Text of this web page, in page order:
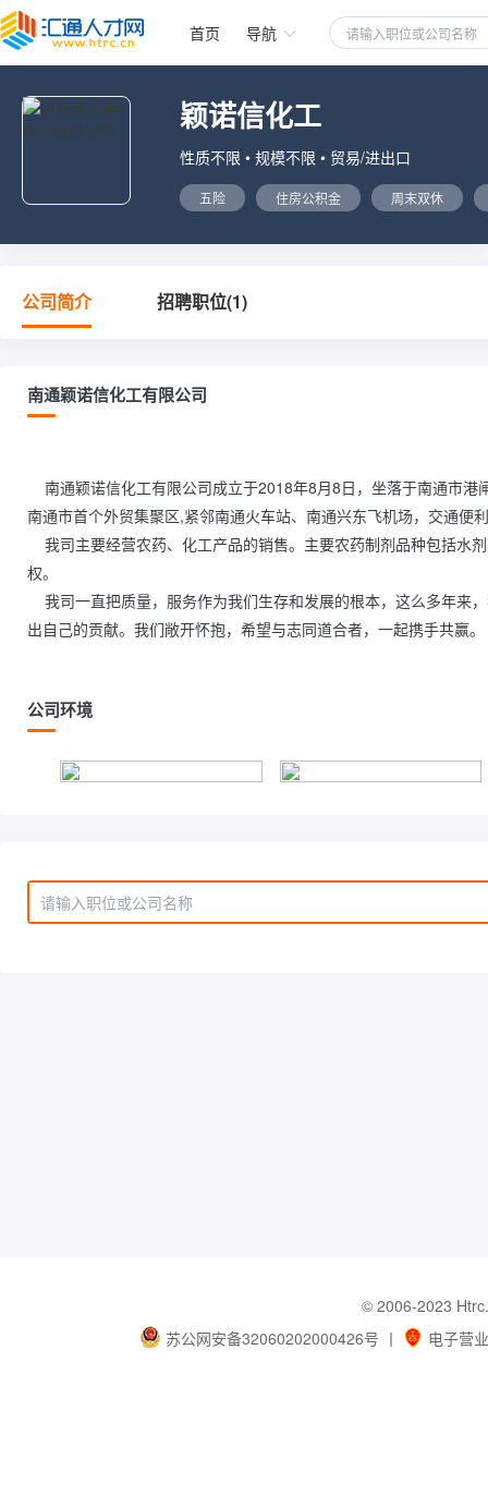
首页 导航
颖诺信化工
性质不限 • 规模不限 • 贸易/进出口
五险 住房公积金 周末双休
公司简介 招聘职位(1)
南通颖诺信化工有限公司
南通市首个外贸集聚区,紧邻南通火车站、南通兴东飞机场，交通便
权。
出自己的贡献。我们敞开怀抱，希望与志同道合者，一起
公司环境
© 2006-2023
苏公网安备32060202000426号 丨 电子营